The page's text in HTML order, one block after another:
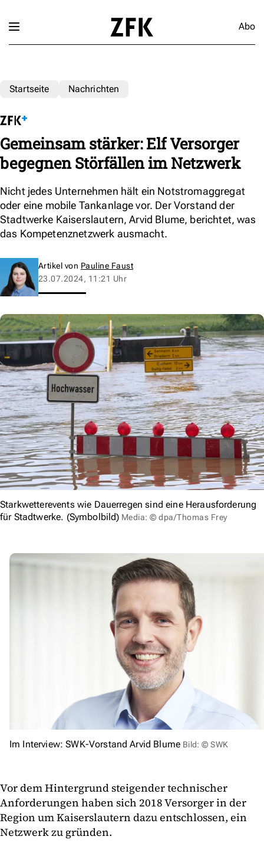
Abo
Startseite Nachrichten
Gemeinsam stärker: Elf Versorger
begegnen Störfällen im Netzwerk
Nicht jedes Unternehmen hält ein Notstromaggregat
oder eine mobile Tankanlage vor. Der Vorstand der
Stadtwerke Kaiserslautern, Arvid Blume, berichtet, was
das Kompetenznetzwerk ausmacht.
Artikel von Pauline Faust
23.07.2024, 11:21 Uhr
Starkwetterevents wie Dauerregen sind eine Herausforderung
für Stadtwerke. (Symbolbild) Media: © dpa/Thomas Frey
Im Interview: SWK-Vorstand Arvid Blume Bild: © SWK
Vor dem Hintergrund steigender technischer
Anforderungen haben sich 2018 Versorger in der
Region um Kaiserslautern dazu entschlossen, ein
Netzwerk zu gründen.